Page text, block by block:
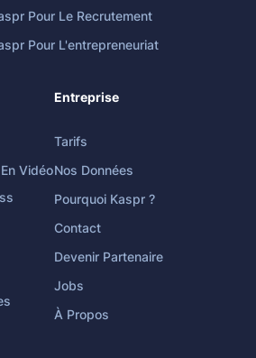
Pour Le Recrutement
Pour L'entrepreneuriat
Vidéo
Entreprise
Tarifs
Nos Données
Pourquoi Kaspr ?
Contact
Devenir Partenaire
Jobs
À Propos